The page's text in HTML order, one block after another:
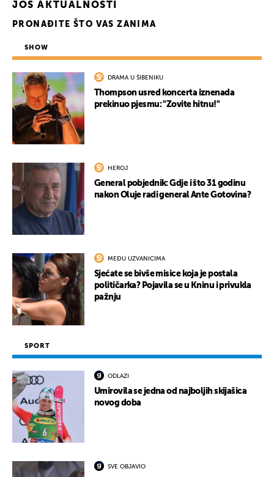
JOŠ AKTUALNOSTI
PRONAĐITE ŠTO VAS ZANIMA
SHOW
DRAMA U ŠIBENIKU
Thompson usred koncerta iznenada
prekinuo pjesmu: "Zovite hitnu!"
HEROJ
General pobjednik: Gdje i što 31 godinu
nakon Oluje radi general Ante Gotovina?
MEĐU UZVANICIMA
Sjećate se bivše misice koja je postala
političarka? Pojavila se u Kninu i privukla
pažnju
SPORT
ODLAZI
Umirovila se jedna od najboljih skijašica
novog doba
SVE OBJAVIO